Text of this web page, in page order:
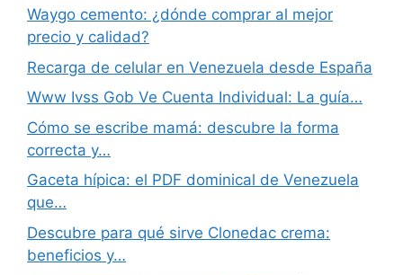
Waygo cemento: ¿dónde comprar al mejor
precio y calidad?
Recarga de celular en Venezuela desde España
Www Ivss Gob Ve Cuenta Individual: La guía…
Cómo se escribe mamá: descubre la forma
correcta y…
Gaceta hípica: el PDF dominical de Venezuela
que…
Descubre para qué sirve Clonedac crema:
beneficios y…